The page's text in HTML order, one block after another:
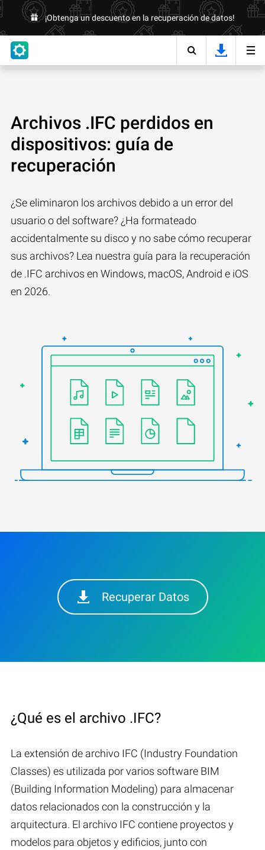
¡Obtenga un descuento en la recuperación de datos!
Archivos .IFC perdidos en
dispositivos: guía de
recuperación
¿Se eliminaron los archivos debido a un error del
usuario o del software? ¿Ha formateado
accidentalmente su disco y no sabe cómo recuperar
sus archivos? Lea nuestra guía para la recuperación
de .IFC archivos en Windows, macOS, Android e iOS
en 2026.
Recuperar Datos
¿Qué es el archivo .IFC?
La extensión de archivo IFC (Industry Foundation
Classes) es utilizada por varios software BIM
(Building Information Modeling) para almacenar
datos relacionados con la construcción y la
arquitectura. El archivo IFC contiene proyectos y
modelos para objetos y edificios, junto con